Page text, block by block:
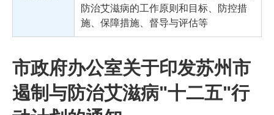
防治艾滋病的工作原则和目标、防控措
施、保障措施、督导与评估等
市政府办公室关于印发苏州市
遏制与防治艾滋病"十二五"行